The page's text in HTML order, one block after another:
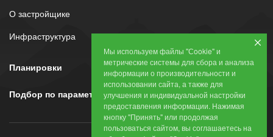
О застройщике
Инфраструктура
Планировки
Подбор по параметрам
Мы используем файлы "Сookie" и
метрические системы для сбора и анализа
информации о производительности и
использовании сайта, а также для
улучшения и индивидуальной настройки
предоставления информации. Нажимая
кнопку "Принять" или продолжая
пользоваться сайтом, вы соглашаетесь на